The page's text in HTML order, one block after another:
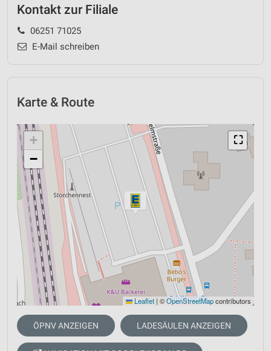
Kontakt zur Filiale
06251 71025
E-Mail schreiben
Karte & Route
⛶
+
−
Leaflet | ©OpenStreetMapcontributors
ÖPNV ANZEIGEN LADESÄULEN ANZEIGEN